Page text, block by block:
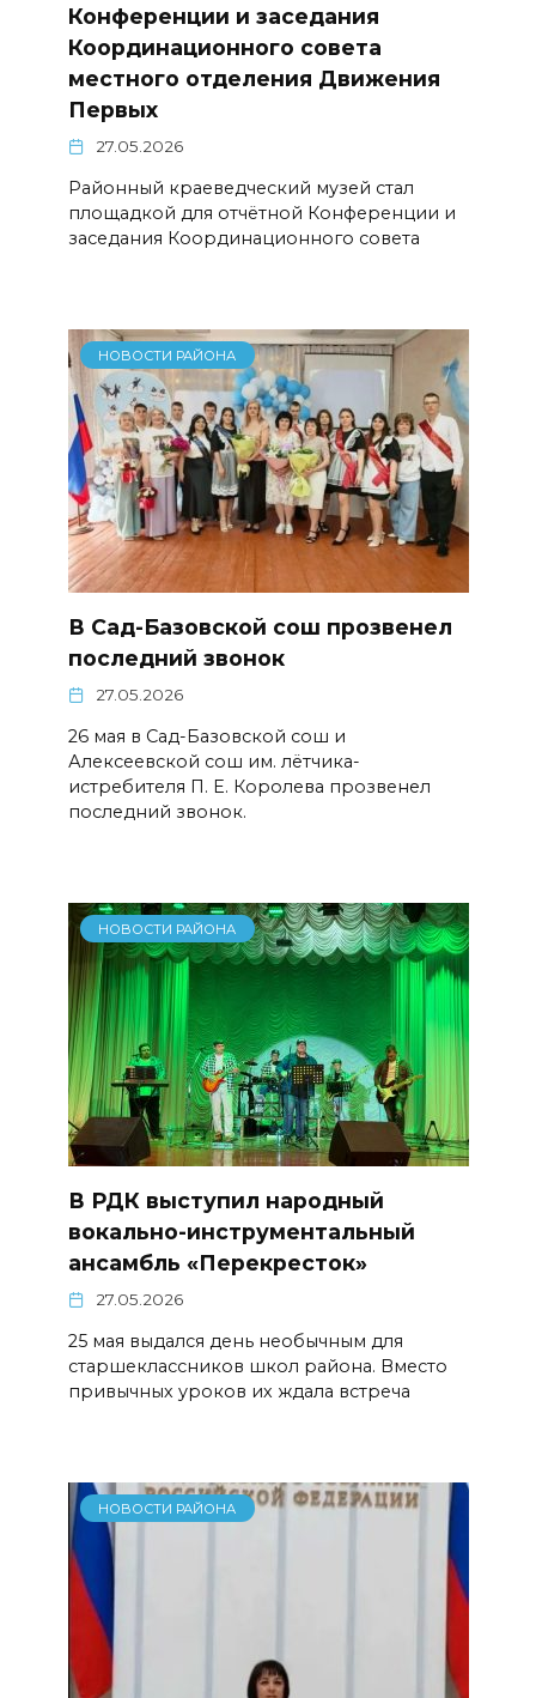
Конференции и заседания
Координационного совета
местного отделения Движения
Первых
27.05.2026
Районный краеведческий музей стал
площадкой для отчётной Конференции и
заседания Координационного совета
НОВОСТИ РАЙОНА
В Сад-Базовской сош прозвенел
последний звонок
27.05.2026
26 мая в Сад-Базовской сош и
Алексеевской сош им. лётчика-
истребителя П. Е. Королева прозвенел
последний звонок.
НОВОСТИ РАЙОНА
В РДК выступил народный
вокально-инструментальный
ансамбль «Перекресток»
27.05.2026
25 мая выдался день необычным для
старшеклассников школ района. Вместо
привычных уроков их ждала встреча
НОВОСТИ РАЙОНА